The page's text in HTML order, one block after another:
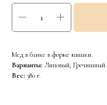
Мед в банке в форме мишки.
Варианты: Липовый, Гречишный.
Вес: 380 г.